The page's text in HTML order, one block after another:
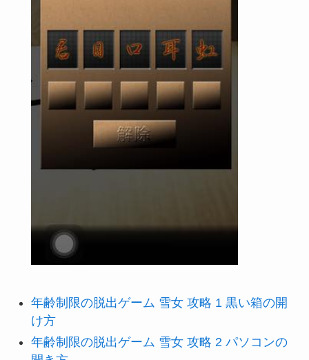
年齢制限の脱出ゲーム 雪女 攻略 1 黒い箱の開
け方
年齢制限の脱出ゲーム 雪女 攻略 2 パソコンの